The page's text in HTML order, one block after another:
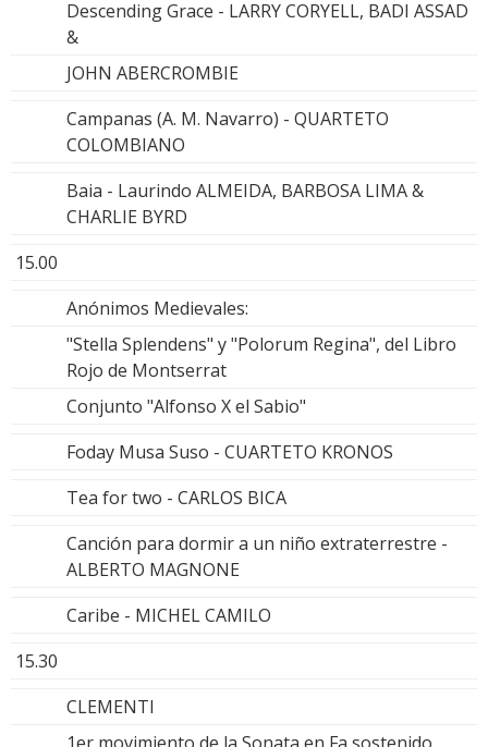
Descending Grace - LARRY CORYELL, BADI ASSAD
&
JOHN ABERCROMBIE
Campanas (A. M. Navarro) - QUARTETO
COLOMBIANO
Baia - Laurindo ALMEIDA, BARBOSA LIMA &
CHARLIE BYRD
15.00
Anónimos Medievales:
"Stella Splendens" y "Polorum Regina", del Libro
Rojo de Montserrat
Conjunto "Alfonso X el Sabio"
Foday Musa Suso - CUARTETO KRONOS
Tea for two - CARLOS BICA
Canción para dormir a un niño extraterrestre -
ALBERTO MAGNONE
Caribe - MICHEL CAMILO
15.30
CLEMENTI